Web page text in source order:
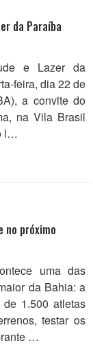
da Paraíba
e Lazer da
feira, dia 22 de
a convite do
na Vila Brasil
l…
no próximo
uma das
da Bahia: a
de 1.500 atletas
testar os
…